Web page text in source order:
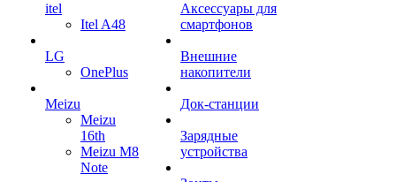
itel
Itel A48
LG
OnePlus
Meizu
Meizu
16th
Meizu M8
Note
Аксессуары для
смартфонов
Внешние
накопители
Док-станции
Зарядные
устройства